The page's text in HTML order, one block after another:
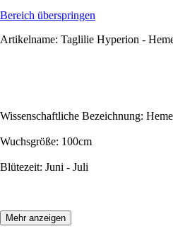
Bereich überspringen
Artikelname: Taglilie Hyperion -
Wissenschaftliche Bezeichnung:
Wuchsgröße: 100cm
Blütezeit: Juni - Juli
Beschreibung:
Mehr anzeigen